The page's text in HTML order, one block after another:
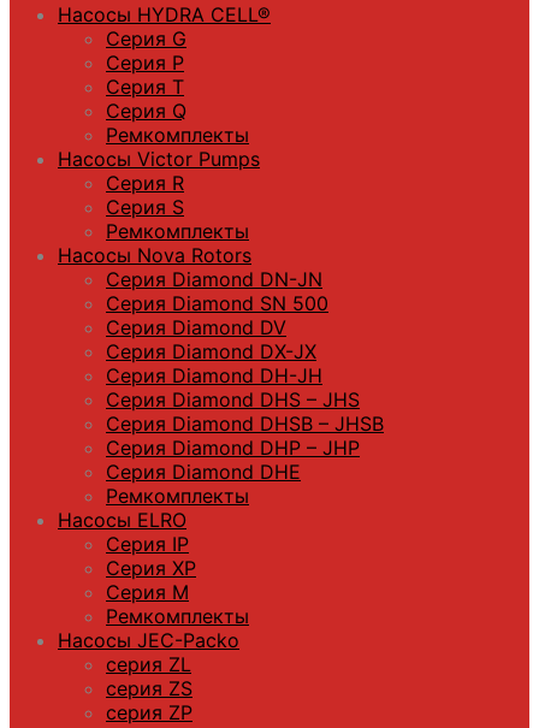
Насосы HYDRA CELL®
Серия G
Серия P
Серия T
Серия Q
Ремкомплекты
Насосы Victor Pumps
Серия R
Серия S
Ремкомплекты
Насосы Nova Rotors
Серия Diamond DN-JN
Серия Diamond SN 500
Серия Diamond DV
Серия Diamond DX-JX
Серия Diamond DH-JH
Серия Diamond DHS – JHS
Серия Diamond DHSB – JHSB
Серия Diamond DHP – JHP
Серия Diamond DHE
Ремкомплекты
Насосы ELRO
Серия IP
Серия XP
Серия M
Ремкомплекты
Насосы JEC-Packo
серия ZL
серия ZS
серия ZP